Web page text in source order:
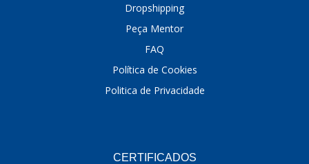
Dropshipping
Peça Mentor
FAQ
Política de Cookies
Politica de Privacidade
CERTIFICADOS